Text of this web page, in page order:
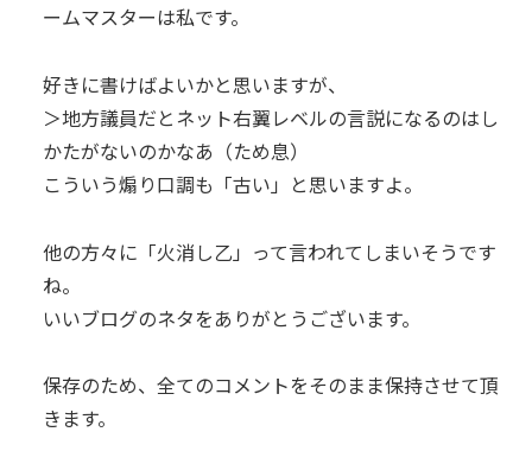
ームマスターは私です。
好きに書けばよいかと思いますが、
＞地方議員だとネット右翼レベルの言説になるのはし
かたがないのかなあ（ため息）
こういう煽り口調も「古い」と思いますよ。
他の方々に「火消し乙」って言われてしまいそうです
ね。
いいブログのネタをありがとうございます。
保存のため、全てのコメントをそのまま保持させて頂
きます。